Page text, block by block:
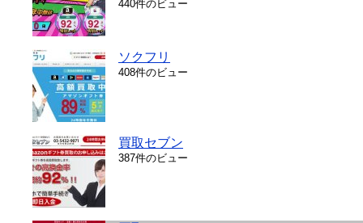
440件のビュー
ソクフリ
408件のビュー
買取セブン
387件のビュー